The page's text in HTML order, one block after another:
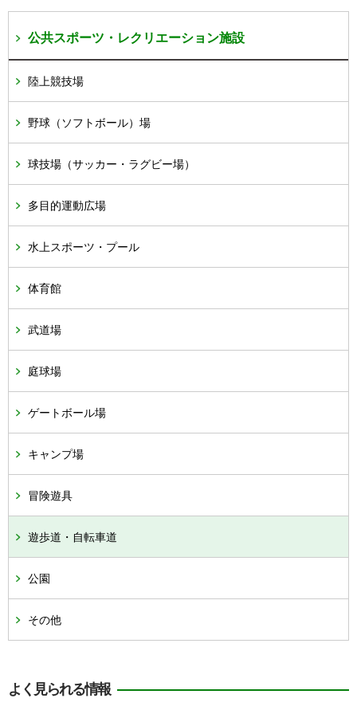
公共スポーツ・レクリエーション施設
陸上競技場
野球（ソフトボール）場
球技場（サッカー・ラグビー場）
多目的運動広場
水上スポーツ・プール
体育館
武道場
庭球場
ゲートボール場
キャンプ場
冒険遊具
遊歩道・自転車道
公園
その他
よく見られる情報